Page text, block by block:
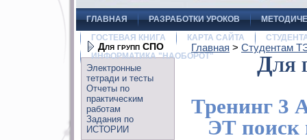
ГЛАВНАЯ РАЗРАБОТКИ УРОКОВ
ГОСТЕВАЯ КНИГА
КАРТА САЙТА
ИНФОРМАТИКА "НАОБОРОТ"
Для групп СПО
Электронные
тетради и тесты
Отчеты по
практическим
работам
Задания по
ИСТОРИИ
Главная > Студентам
Для
Тренинг 3
ЭТ